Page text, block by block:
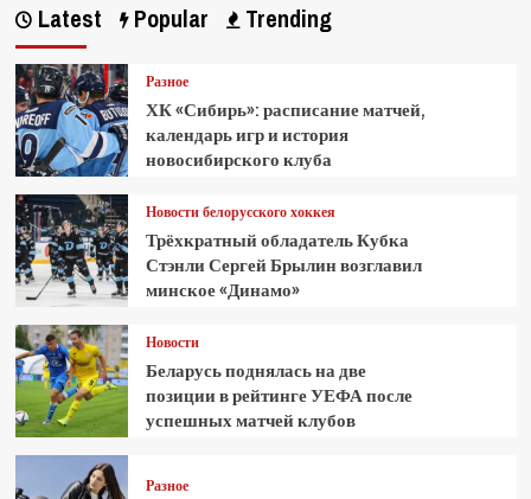
Latest Popular Trending
Разное
ХК «Сибирь»: расписание матчей,
календарь игр и история
новосибирского клуба
Новости белорусского хоккея
Трёхкратный обладатель Кубка
Стэнли Сергей Брылин возглавил
минское «Динамо»
Новости
Беларусь поднялась на две
позиции в рейтинге УЕФА после
успешных матчей клубов
Разное